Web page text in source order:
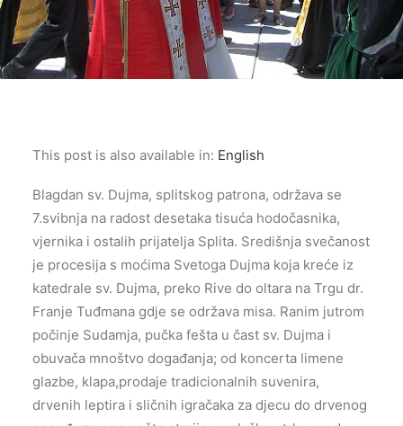
This post is also available in: English
Blagdan sv. Dujma, splitskog patrona, održava se
7.svibnja na radost desetaka tisuća hodočasnika,
vjernika i ostalih prijatelja Splita. Središnja svečanost
je procesija s moćima Svetoga Dujma koja kreće iz
katedrale sv. Dujma, preko Rive do oltara na Trgu dr.
Franje Tuđmana gdje se održava misa. Ranim jutrom
počinje Sudamja, pučka fešta u čast sv. Dujma i
obuvača mnoštvo događanja; od koncerta limene
glazbe, klapa,prodaje tradicionalnih suvenira,
drvenih leptira i sličnih igračaka za djecu do drvenog